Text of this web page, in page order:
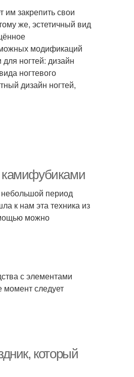
закрепить свои
же, эстетичный вид
модификаций
ногтей: дизайн
ногтевого
дизайн ногтей,
период
к нам эта техника из
можно
с элементами
следует
который